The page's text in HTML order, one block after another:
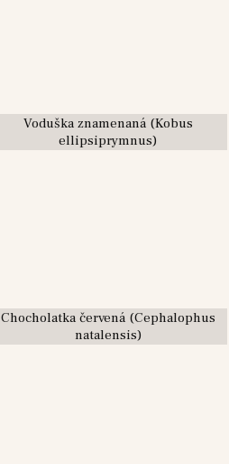
Voduška znamenaná (Kobus
ellipsiprymnus)
Chocholatka červená (Cephalophus
natalensis)